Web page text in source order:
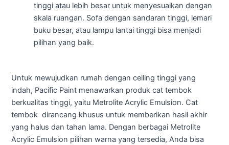
tinggi atau lebih besar untuk menyesuaikan dengan
skala ruangan. Sofa dengan sandaran tinggi, lemari
buku besar, atau lampu lantai tinggi bisa menjadi
pilihan yang baik.
Untuk mewujudkan rumah dengan ceiling tinggi yang
indah, Pacific Paint menawarkan produk cat tembok
berkualitas tinggi, yaitu Metrolite Acrylic Emulsion. Cat
tembok dirancang khusus untuk memberikan hasil akhir
yang halus dan tahan lama. Dengan berbagai Metrolite
Acrylic Emulsion pilihan warna yang tersedia, Anda bisa